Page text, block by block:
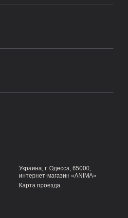
Украина, г. Одесса, 65000,
интернет-магазин «ANIMA»
Карта проезда